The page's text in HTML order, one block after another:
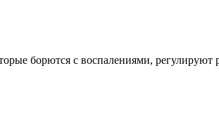
борются с воспалениями, регулируют